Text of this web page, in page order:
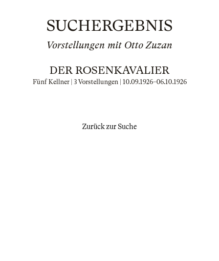
SUCHERGEBNIS
Vorstellungen mit Otto Zuzan
DER ROSENKAVALIER
Fünf Kellner | 3 Vorstellungen | 10.09.1926–06.10.1926
Zurück zur Suche